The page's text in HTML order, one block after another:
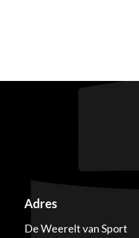
Adres
De Weerelt van Sport